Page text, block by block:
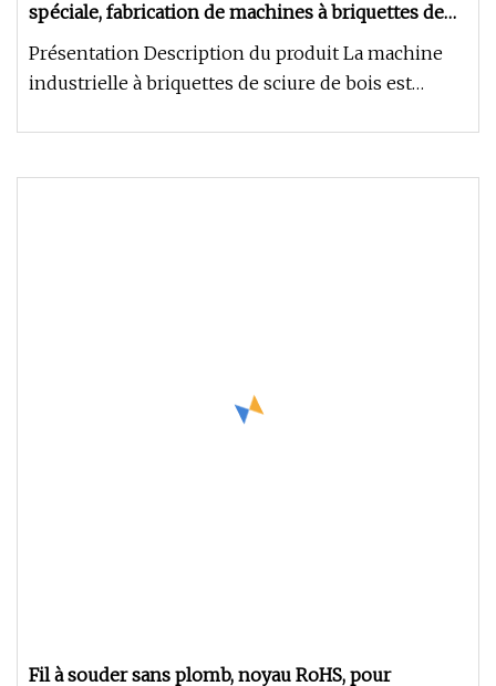
spéciale, fabrication de machines à briquettes de
biomasse
Présentation Description du produit La machine
industrielle à briquettes de sciure de bois est
Fil à souder sans plomb, noyau RoHS, pour